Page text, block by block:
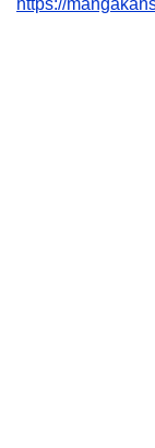
https://